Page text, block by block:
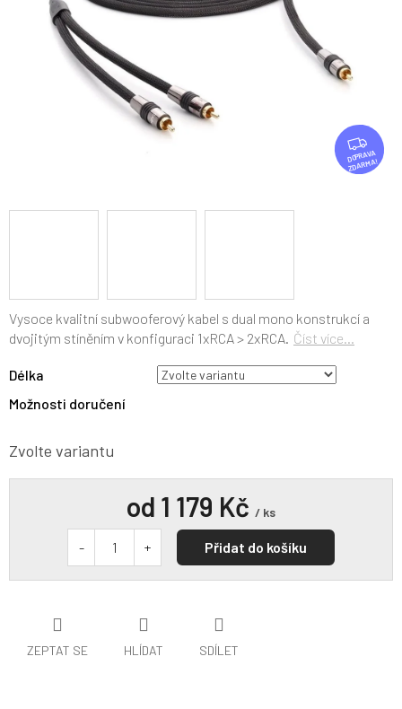
Z
D
A
ZDARMA
Zvolte variantu
Délka
Možnosti doručení
Vysoce kvalitní subwooferový kabel s dual mono konstrukcí a
dvojitým stíněním v konfiguraci 1xRCA > 2xRCA. Číst více...
ZEPTAT SE HLÍDAT SDÍLET
od 1 179 Kč / ks
Přidat do košíku